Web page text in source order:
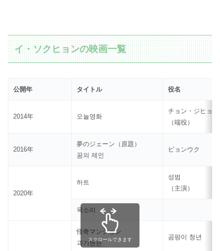
イ・ソクヒョンの映画一覧
公開年 タイトル 役名
2014年 오늘영화
チョン・ジヒョ
（端役）
2016年
夢のジェーン（原題）
꿈의 제인
ビョンウク
2020年
하트
성범
（主演）
목소리
怪奇マンション
괴기맨숀
곰팡이 청년
スクロールできます